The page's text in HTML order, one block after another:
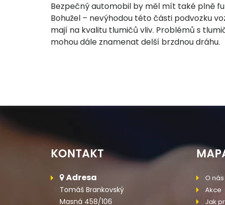
Bezpečný automobil by měl mít také plně
Bohužel – nevýhodou této části podvozku
mají na kvalitu tlumičů vliv. Problémů s
mohou dále znamenat delší brzdnou dráhu.
KONTAKT
Adresa
Tomáš Brankovský
Masná 458/106
O nás
Akce
Jak